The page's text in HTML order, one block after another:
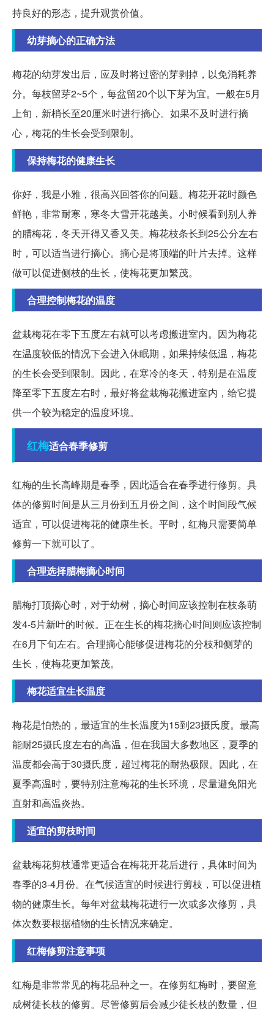
持良好的形态，提升观赏价值。
幼芽摘心的正确方法
梅花的幼芽发出后，应及时将过密的芽剥掉，以免消耗养
分。每枝留芽2~5个，每盆留20个以下芽为宜。一般在5月
上旬，新梢长至20厘米时进行摘心。如果不及时进行摘
心，梅花的生长会受到限制。
保持梅花的健康生长
你好，我是小雅，很高兴回答你的问题。梅花开花时颜色
鲜艳，非常耐寒，寒冬大雪开花越美。小时候看到别人养
的腊梅花，冬天开得又香又美。梅花枝条长到25公分左右
时，可以适当进行摘心。摘心是将顶端的叶片去掉。这样
做可以促进侧枝的生长，使梅花更加繁茂。
合理控制梅花的温度
盆栽梅花在零下五度左右就可以考虑搬进室内。因为梅花
在温度较低的情况下会进入休眠期，如果持续低温，梅花
的生长会受到限制。因此，在寒冷的冬天，特别是在温度
降至零下五度左右时，最好将盆栽梅花搬进室内，给它提
供一个较为稳定的温度环境。
红梅适合春季修剪
红梅的生长高峰期是春季，因此适合在春季进行修剪。具
体的修剪时间是从三月份到五月份之间，这个时间段气候
适宜，可以促进梅花的健康生长。平时，红梅只需要简单
修剪一下就可以了。
合理选择腊梅摘心时间
腊梅打顶摘心时，对于幼树，摘心时间应该控制在枝条萌
发4-5片新叶的时候。正在生长的梅花摘心时间则应该控制
在6月下旬左右。合理摘心能够促进梅花的分枝和侧芽的
生长，使梅花更加繁茂。
梅花适宜生长温度
梅花是怕热的，最适宜的生长温度为15到23摄氏度。最高
能耐25摄氏度左右的高温，但在我国大多数地区，夏季的
温度都会高于30摄氏度，超过梅花的耐热极限。因此，在
夏季高温时，要特别注意梅花的生长环境，尽量避免阳光
直射和高温炎热。
适宜的剪枝时间
盆栽梅花剪枝通常更适合在梅花开花后进行，具体时间为
春季的3-4月份。在气候适宜的时候进行剪枝，可以促进植
物的健康生长。每年对盆栽梅花进行一次或多次修剪，具
体次数要根据植物的生长情况来确定。
红梅修剪注意事项
红梅是非常常见的梅花品种之一。在修剪红梅时，要留意
成树徒长枝的修剪。尽管修剪后会减少徒长枝的数量，但